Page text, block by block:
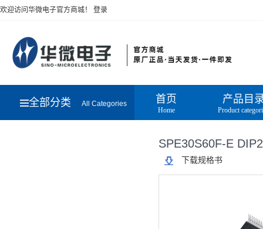
欢迎访问华微电子官方商城！ 登录
全部分类 All Categories 首页
Home
产品目
Product
SPE30S60F-E
下载规格书